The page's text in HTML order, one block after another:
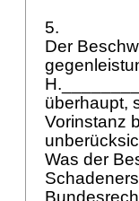
5.
Der
überhaupt,
Vorinstanz
Was der